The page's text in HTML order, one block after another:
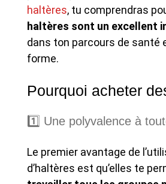
haltères, tu comprendras
haltères sont un excellent
dans ton parcours de santé
forme.
Pourquoi acheter
1️⃣ Une polyvalence à
Le premier avantage de
d’haltères est qu’elles te